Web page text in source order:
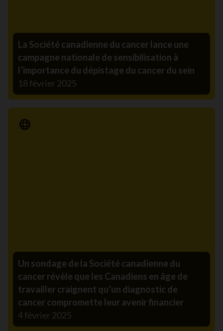
La Société canadienne du cancer lance une
campagne nationale de sensibilisation à
l’importance du dépistage du cancer du sein
18 février 2025
Communiqué de presse
Un sondage de la Société canadienne du
cancer révèle que les Canadiens en âge de
travailler craignent qu’un diagnostic de
cancer compromette leur avenir financier
4 février 2025